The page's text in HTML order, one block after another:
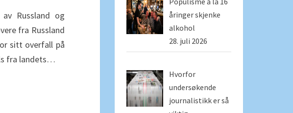
Russland og
fra Russland
sitt overfall på
fra landets…
åringer skjenke
alkohol
28. juli 2026
Hvorfor
undersøkende
journalistikk er så